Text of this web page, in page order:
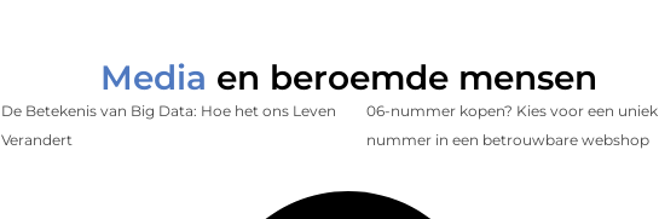
Media en beroemde mensen
De Betekenis van Big Data: Hoe het ons Leven
Verandert
06-nummer kopen? Kies voor een uniek
nummer in een betrouwbare webshop